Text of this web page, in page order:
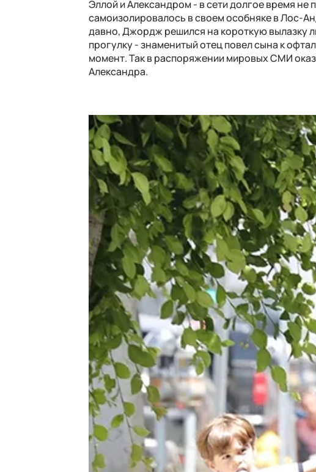
Эллой и Александром - в сети долгое время не
самоизолировалось в своем особняке в Лос-
давно, Джордж решился на короткую вылазку
прогулку - знаменитый отец повел сына к
момент. Так в распоряжении мировых СМИ
Александра.